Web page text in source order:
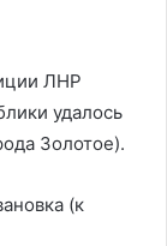
ЛНР
удалось
Золотое).
(к